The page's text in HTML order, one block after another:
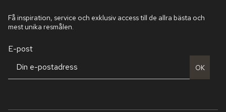
Få inspiration, service och exklusiv access till de allra bästa och
mest unika resmålen.
E-post
OK